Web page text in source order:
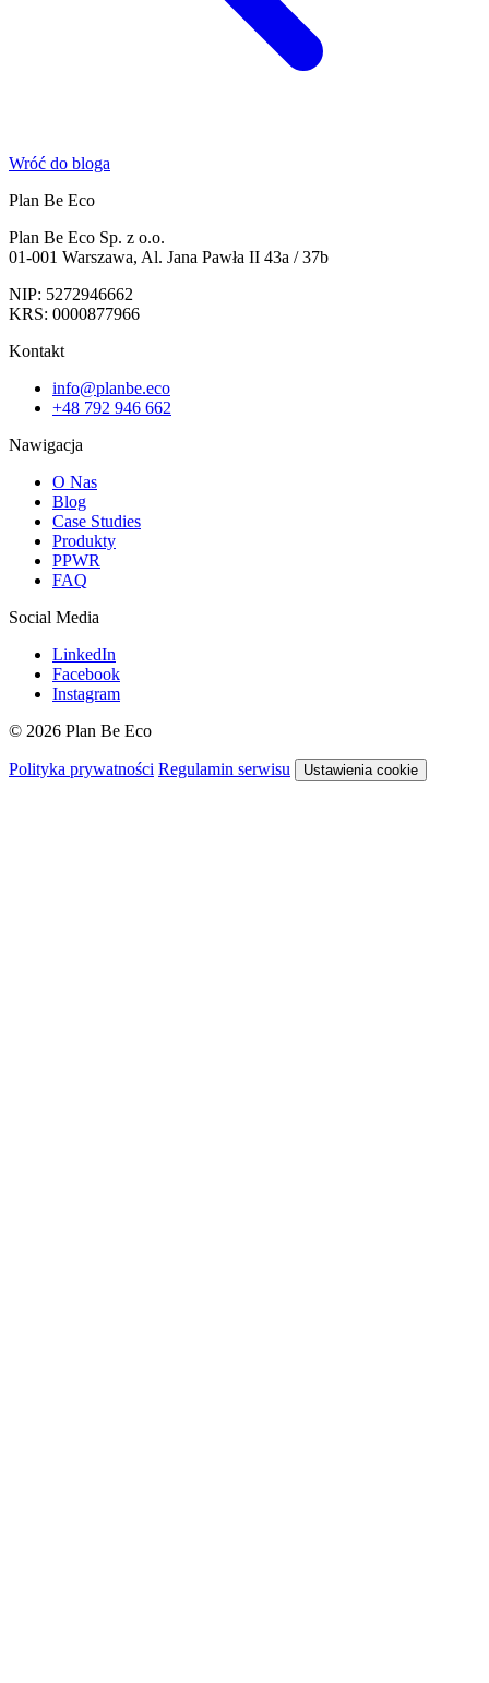
Wróć do bloga
Plan Be Eco
Plan Be Eco Sp. z o.o.
01-001 Warszawa, Al. Jana Pawła II 43a / 37b
NIP: 5272946662
KRS: 0000877966
Kontakt
info@planbe.eco
+48 792 946 662
Nawigacja
O Nas
Blog
Case Studies
Produkty
PPWR
FAQ
Social Media
LinkedIn
Facebook
Instagram
© 2026 Plan Be Eco
Polityka prywatności Regulamin serwisu Ustawienia cookie